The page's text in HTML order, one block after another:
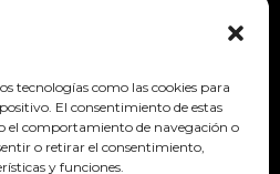
tecnologías como las cookies para
El consentimiento de estas
el comportamiento de navegación o
o retirar el consentimiento,
y funciones.